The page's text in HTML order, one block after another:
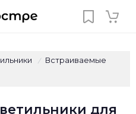
/ Встраиваемые
для